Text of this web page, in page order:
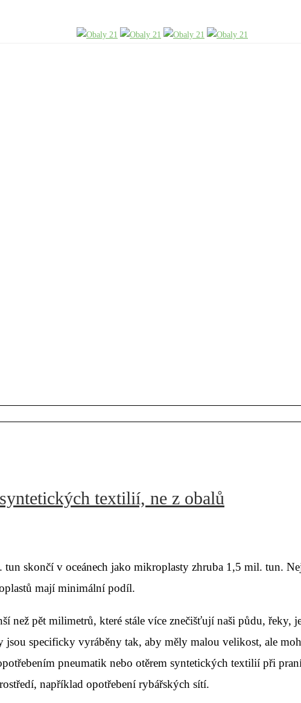
textilií, ne z obalů
skončí v oceánech jako mikroplasty zhruba 1,5 mil. tun.
mají minimální podíl.
než pět milimetrů, které stále více znečišťují naši půdu, řeky,
specificky vyráběny tak, aby měly malou velikost, ale
pneumatik nebo otěrem syntetických textilií při
například opotřebení rybářských sítí.